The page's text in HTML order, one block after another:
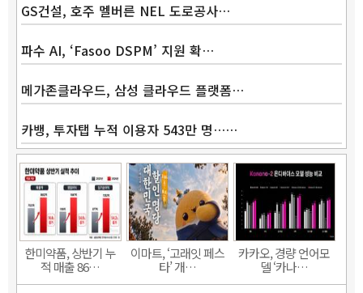
GS건설, 호주 멜버른 NEL 도로공사…
파수 AI, ‘Fasoo DSPM’ 지원 확…
메가존클라우드, 삼성 클라우드 플랫폼…
카뱅, 투자탭 누적 이용자 543만 명……
한미약품, 상반기 누
적 매출 86…
이마트, ‘고래잇 페스
타’ 개…
카카오, 경량 언어모
델 ‘카나…